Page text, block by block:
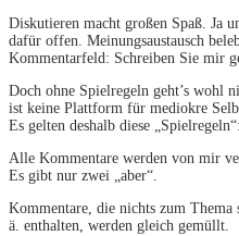
Diskutieren macht großen Spaß. Ja
dafür offen. Meinungsaustausch
Kommentarfeld: Schreiben Sie mir
Doch ohne Spielregeln geht’s
ist keine Plattform für mediokre
Es gelten deshalb diese „Spielregeln“:
Alle Kommentare werden von mir
Es gibt nur zwei „aber“.
Kommentare, die nichts zum
ä. enthalten, werden gleich gemüllt.